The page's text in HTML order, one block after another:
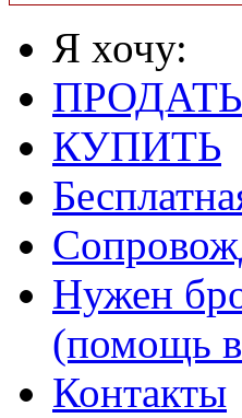
Я хочу:
ПРОДАТЬ
КУПИТЬ
Нужен
(помощь
Контакты